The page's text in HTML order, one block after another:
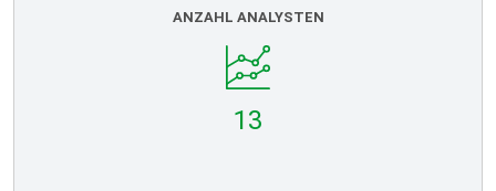
ANZAHL ANALYSTEN
13